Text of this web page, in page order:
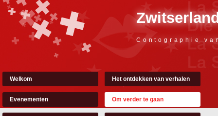
Contographie
Welkom Het ontdekken van verhalen
Evenementen Om verder te gaan